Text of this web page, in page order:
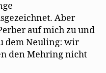
Aber
auf mich zu und
dem Neuling: wir
den Mehring nicht